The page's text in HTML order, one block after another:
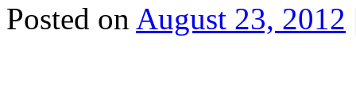
Posted on August 23, 2012